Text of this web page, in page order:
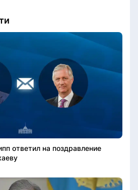
ответил на поздравление